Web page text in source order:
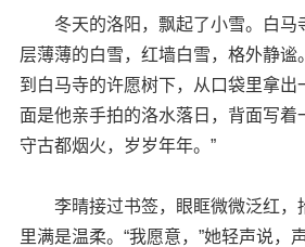
冬天的洛阳，飘起了小雪。白马
层薄薄的白雪，红墙白雪，格外静谧
到白马寺的许愿树下，从口袋里拿出
面是他亲手拍的洛水落日，背面写着
守古都烟火，岁岁年年。”
李晴接过书签，眼眶微微泛红，
里满是温柔。“我愿意，”她轻声说，